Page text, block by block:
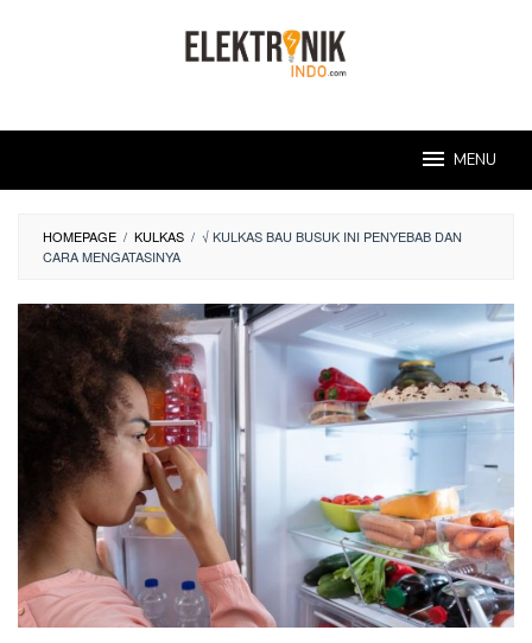
MENU
HOMEPAGE / KULKAS / √ KULKAS BAU BUSUK INI PENYEBAB DAN
CARA MENGATASINYA